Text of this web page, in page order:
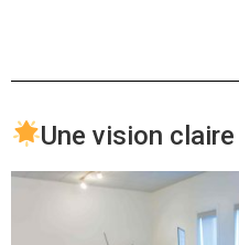
Une vision claire